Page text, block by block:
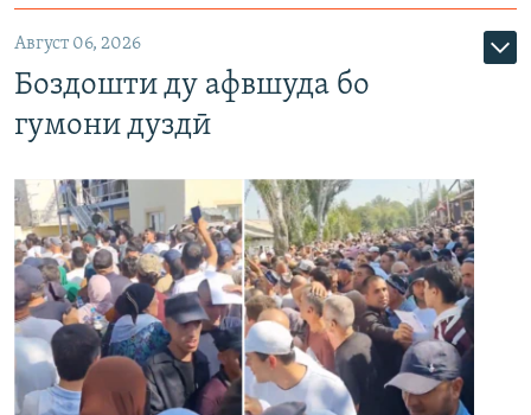
Август 06, 2026
Боздошти ду афвшуда бо
гумони дуздӣ